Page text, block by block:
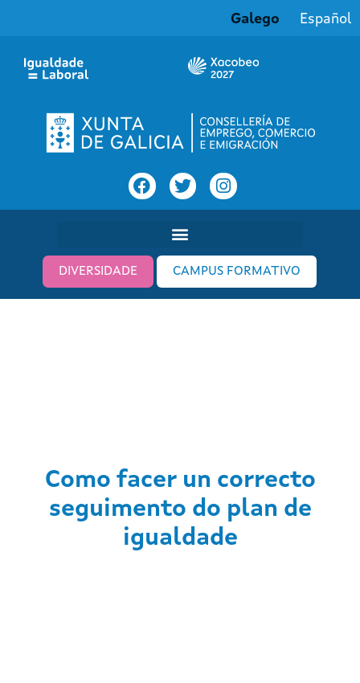
Galego Español
DIVERSIDADE CAMPUS FORMATIVO
Como facer un correcto
seguimento do plan de
igualdade